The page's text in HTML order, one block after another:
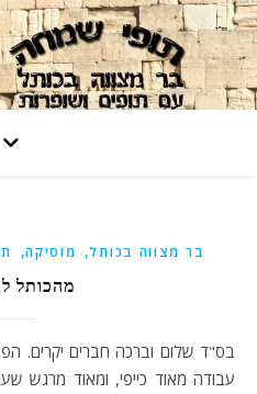
בר מצווה בכותל, מוסיקה,
מהכותל
בס"ד שלום וברכה חברים יקרים. הפעם אני הולך לכתוב לכם על טיול
עבודה מאוד כייפי, ומאוד מרגש